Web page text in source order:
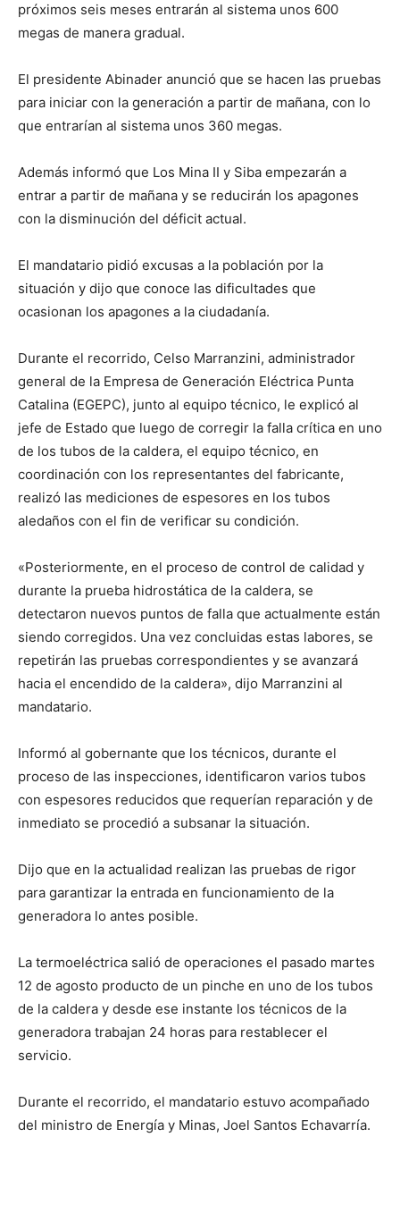
próximos seis meses entrarán al sistema unos 600
megas de manera gradual.
El presidente Abinader anunció que se hacen las pruebas
para iniciar con la generación a partir de mañana, con lo
que entrarían al sistema unos 360 megas.
Además informó que Los Mina II y Siba empezarán a
entrar a partir de mañana y se reducirán los apagones
con la disminución del déficit actual.
El mandatario pidió excusas a la población por la
situación y dijo que conoce las dificultades que
ocasionan los apagones a la ciudadanía.
Durante el recorrido, Celso Marranzini, administrador
general de la Empresa de Generación Eléctrica Punta
Catalina (EGEPC), junto al equipo técnico, le explicó al
jefe de Estado que luego de corregir la falla crítica en uno
de los tubos de la caldera, el equipo técnico, en
coordinación con los representantes del fabricante,
realizó las mediciones de espesores en los tubos
aledaños con el fin de verificar su condición.
«Posteriormente, en el proceso de control de calidad y
durante la prueba hidrostática de la caldera, se
detectaron nuevos puntos de falla que actualmente están
siendo corregidos. Una vez concluidas estas labores, se
repetirán las pruebas correspondientes y se avanzará
hacia el encendido de la caldera», dijo Marranzini al
mandatario.
Informó al gobernante que los técnicos, durante el
proceso de las inspecciones, identificaron varios tubos
con espesores reducidos que requerían reparación y de
inmediato se procedió a subsanar la situación.
Dijo que en la actualidad realizan las pruebas de rigor
para garantizar la entrada en funcionamiento de la
generadora lo antes posible.
La termoeléctrica salió de operaciones el pasado martes
12 de agosto producto de un pinche en uno de los tubos
de la caldera y desde ese instante los técnicos de la
generadora trabajan 24 horas para restablecer el
servicio.
Durante el recorrido, el mandatario estuvo acompañado
del ministro de Energía y Minas, Joel Santos Echavarría.